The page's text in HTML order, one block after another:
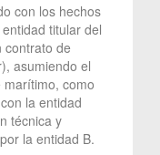
con los hechos
titular del
contrato de
asumiendo el
como
la entidad
técnica y
la entidad B.